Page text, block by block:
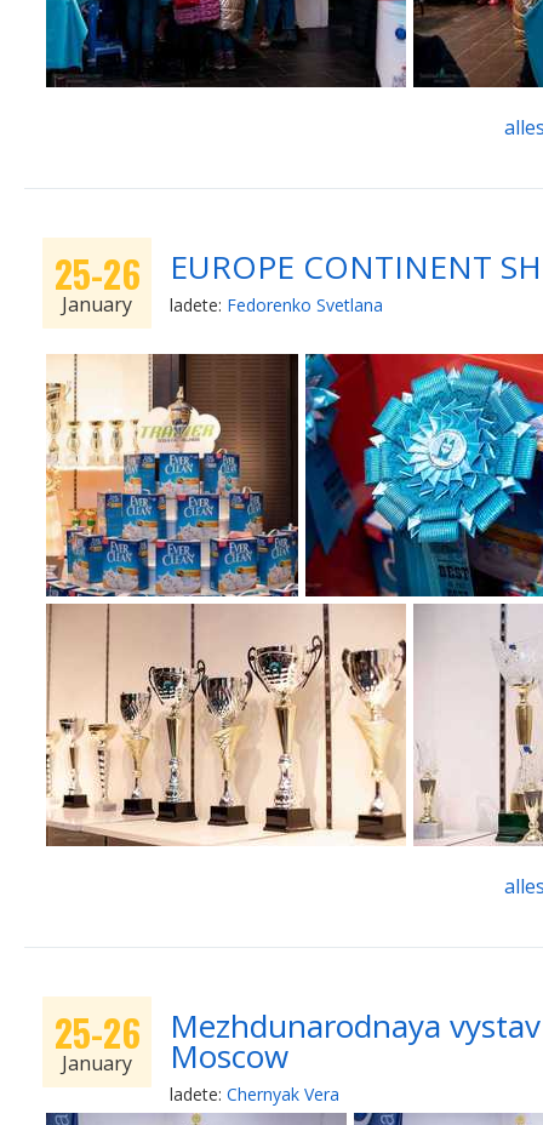
25-26
January
EUROPE CONTINENT
ladete: Fedorenko Svetlana
25-26
January
Mezhdunarodnaya
Moscow
ladete: Chernyak Vera